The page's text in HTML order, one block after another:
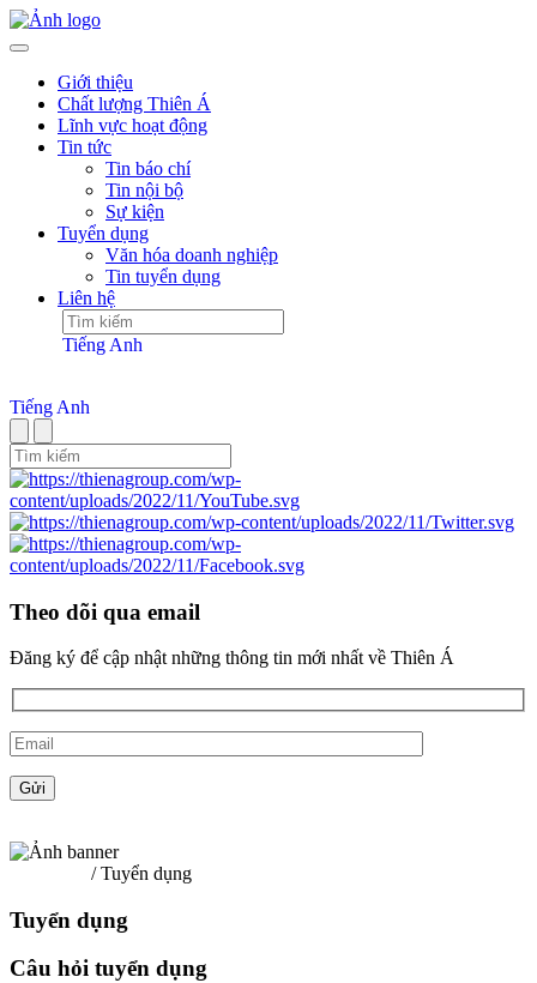
Giới thiệu
Chất lượng Thiên Á
Lĩnh vực hoạt động
Tin tức
Tin báo chí
Tin nội bộ
Sự kiện
Tuyển dụng
Văn hóa doanh nghiệp
Tin tuyển dụng
Liên hệ
Tiếng Anh
Tiếng Anh
Theo dõi qua email
Đăng ký để cập nhật những thông tin mới nhất về Thiên Á
/ Tuyển dụng
Tuyển dụng
Câu hỏi tuyển dụng